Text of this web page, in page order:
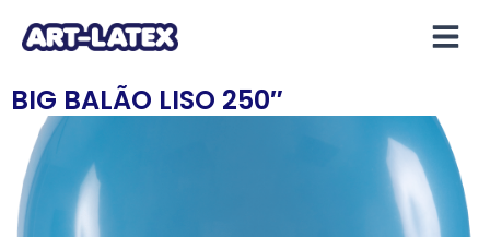
BIG BALÃO LISO 250″